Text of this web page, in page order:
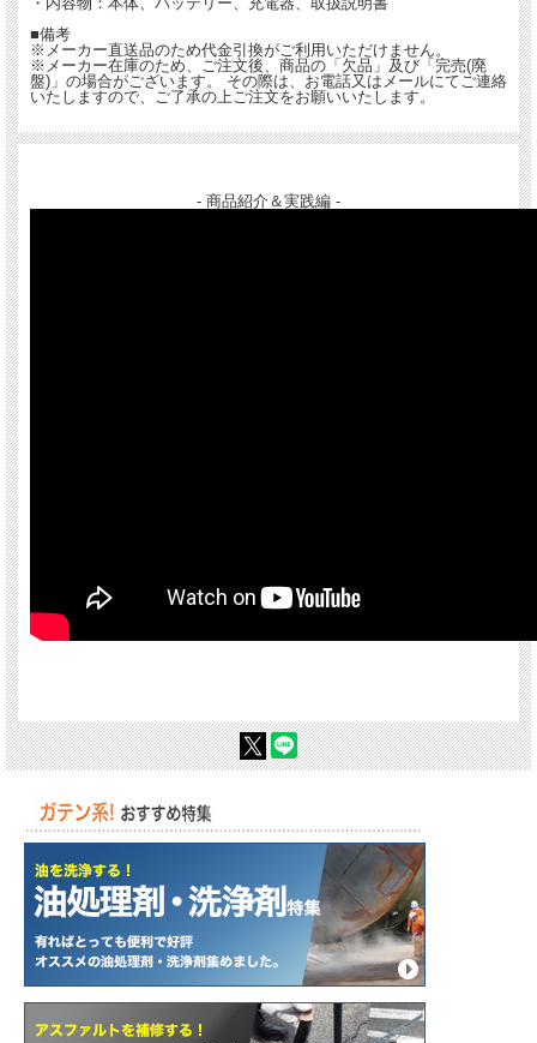
■備考
※メーカー直送品のため代金引換がご利用いただけません。
※メーカー在庫のため、ご注文後、商品の「欠品」及び「完売(廃
盤)」の場合がございます。 その際は、お電話又はメールにてご連絡
いたしますので、ご了承の上ご注文をお願いいたします。
- 商品紹介＆実践編 -